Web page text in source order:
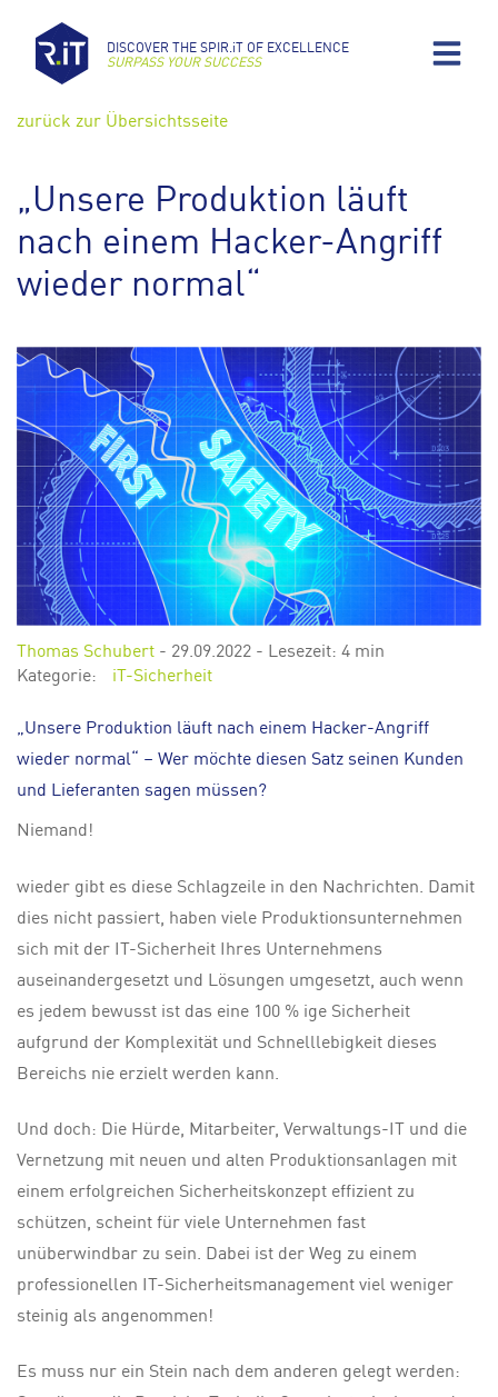
DISCOVER THE SPIR.iT OF EXCELLENCE
SURPASS YOUR SUCCESS
zurück zur Übersichtsseite
„Unsere Produktion läuft
nach einem Hacker-Angriff
wieder normal“
Thomas Schubert - 29.09.2022 - Lesezeit: 4 min
Kategorie:
iT-Sicherheit
„Unsere Produktion läuft nach einem Hacker-Angriff
wieder normal“ – Wer möchte diesen Satz seinen Kunden
und Lieferanten sagen müssen?
Niemand!
wieder gibt es diese Schlagzeile in den Nachrichten. Damit
dies nicht passiert, haben viele Produktionsunternehmen
sich mit der IT-Sicherheit Ihres Unternehmens
auseinandergesetzt und Lösungen umgesetzt, auch wenn
es jedem bewusst ist das eine 100 % ige Sicherheit
aufgrund der Komplexität und Schnelllebigkeit dieses
Bereichs nie erzielt werden kann.
Und doch: Die Hürde, Mitarbeiter, Verwaltungs-IT und die
Vernetzung mit neuen und alten Produktionsanlagen mit
einem erfolgreichen Sicherheitskonzept effizient zu
schützen, scheint für viele Unternehmen fast
unüberwindbar zu sein. Dabei ist der Weg zu einem
professionellen IT-Sicherheitsmanagement viel weniger
steinig als angenommen!
Es muss nur ein Stein nach dem anderen gelegt werden: